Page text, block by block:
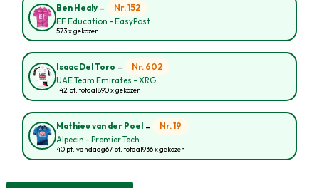
Ben Healy - Nr. 152
EF Education - EasyPost
573 x gekozen
Isaac Del Toro - Nr. 602
UAE Team Emirates - XRG
142 pt. totaal890 x gekozen
Mathieu van der Poel - Nr. 19
Alpecin - Premier Tech
40 pt. vandaag67 pt. totaal936 x gekozen